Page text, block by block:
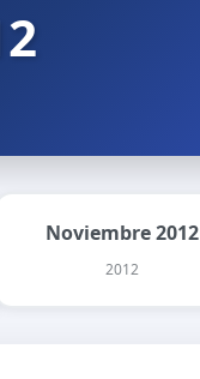
Noviembre 2012
2012